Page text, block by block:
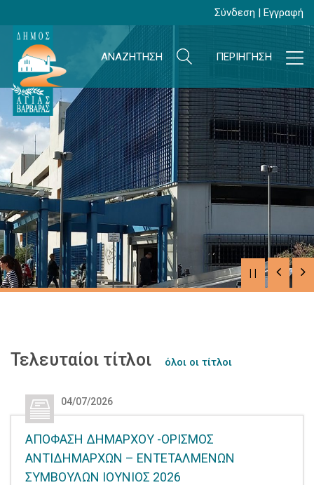
Σύνδεση | Εγγραφή
ΑΝΑΖΗΤΗΣΗ ΠΕΡΙΗΓΗΣΗ
| |
Τελευταίοι τίτλοι όλοι οι τίτλοι
04/07/2026
ΑΠΟΦΑΣΗ ΔΗΜΑΡΧΟΥ -ΟΡΙΣΜΟΣ
ΑΝΤΙΔΗΜΑΡΧΩΝ – ΕΝΤΕΤΑΛΜΕΝΩΝ
ΣΥΜΒΟΥΛΩΝ IOYNIOΣ 2026